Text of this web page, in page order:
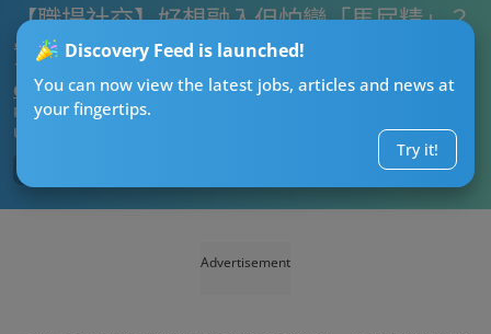
Discovery Feed is launched!
You can now view the latest jobs, articles and news at
your fingertips.
Try it!
【職場社交】好想融入但怕變「馬屁精」？
實習生同正職同事「破冰」的4個黃金話題
CT熱話管理員
Published:2026-06-06 22:15
Updated:
Advertisement